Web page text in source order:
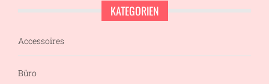
KATEGORIEN
Accessoires
Büro